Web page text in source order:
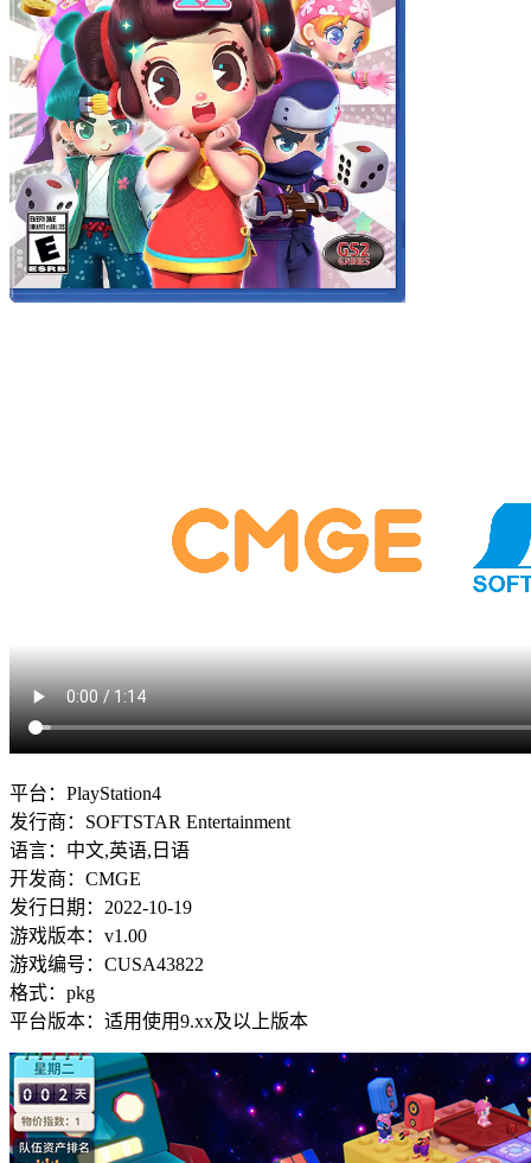
平台：PlayStation4
发行商：SOFTSTAR Entertainment
语言：中文,英语,日语
开发商：CMGE
发行日期：2022-10-19
游戏版本：v1.00
游戏编号：CUSA43822
格式：pkg
平台版本：适用使用9.xx及以上版本